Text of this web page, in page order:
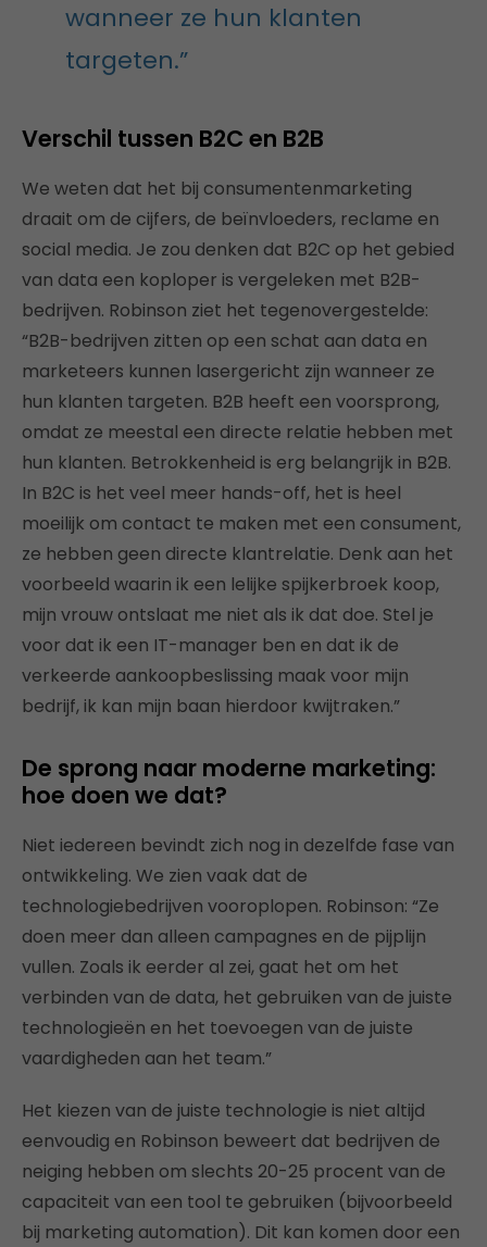
wanneer ze hun klanten
targeten.”
Verschil tussen B2C en B2B
We weten dat het bij consumentenmarketing
draait om de cijfers, de beïnvloeders, reclame en
social media. Je zou denken dat B2C op het gebied
van data een koploper is vergeleken met B2B-
bedrijven. Robinson ziet het tegenovergestelde:
“B2B-bedrijven zitten op een schat aan data en
marketeers kunnen lasergericht zijn wanneer ze
hun klanten targeten. B2B heeft een voorsprong,
omdat ze meestal een directe relatie hebben met
hun klanten. Betrokkenheid is erg belangrijk in B2B.
In B2C is het veel meer hands-off, het is heel
moeilijk om contact te maken met een consument,
ze hebben geen directe klantrelatie. Denk aan het
voorbeeld waarin ik een lelijke spijkerbroek koop,
mijn vrouw ontslaat me niet als ik dat doe. Stel je
voor dat ik een IT-manager ben en dat ik de
verkeerde aankoopbeslissing maak voor mijn
bedrijf, ik kan mijn baan hierdoor kwijtraken.”
De sprong naar moderne marketing:
hoe doen we dat?
Niet iedereen bevindt zich nog in dezelfde fase van
ontwikkeling. We zien vaak dat de
technologiebedrijven vooroplopen. Robinson: “Ze
doen meer dan alleen campagnes en de pijplijn
vullen. Zoals ik eerder al zei, gaat het om het
verbinden van de data, het gebruiken van de juiste
technologieën en het toevoegen van de juiste
vaardigheden aan het team.”
Het kiezen van de juiste technologie is niet altijd
eenvoudig en Robinson beweert dat bedrijven de
neiging hebben om slechts 20-25 procent van de
capaciteit van een tool te gebruiken (bijvoorbeeld
bij marketing automation). Dit kan komen door een